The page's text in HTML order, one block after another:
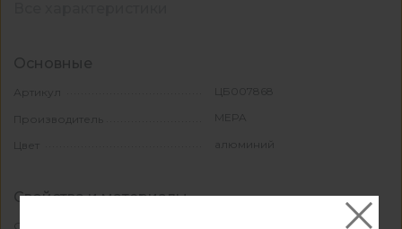
Основные
Артикул ЦБ007868
Производитель MEPA
Цвет алюминий
Свойства и материалы